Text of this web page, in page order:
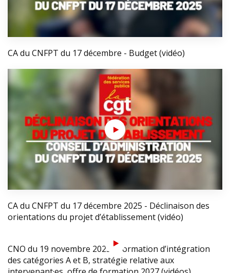
CA du CNFPT du 17 décembre - Budget (vidéo)
CA du CNFPT du 17 décembre 2025 - Déclinaison des
orientations du projet d’établissement (vidéo)
CNO du 19 novembre 2025 - Formation d’intégration
des catégories A et B, stratégie relative aux